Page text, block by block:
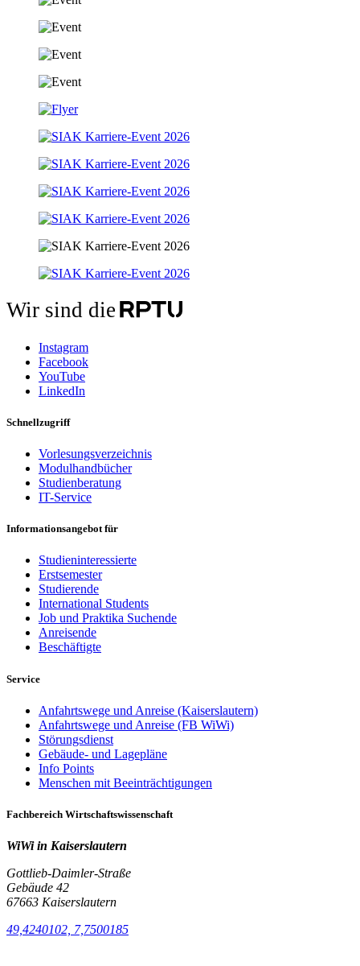
Wir sind die
Instagram
Facebook
YouTube
LinkedIn
Schnellzugriff
Vorlesungsverzeichnis
Modulhandbücher
Studienberatung
IT-Service
Informationsangebot für
Studieninteressierte
Erstsemester
Studierende
International Students
Job und Praktika Suchende
Anreisende
Beschäftigte
Service
Anfahrtswege und Anreise (Kaiserslautern)
Anfahrtswege und Anreise (FB WiWi)
Störungsdienst
Gebäude- und Lagepläne
Info Points
Menschen mit Beeinträchtigungen
Fachbereich Wirtschaftswissenschaft
WiWi in Kaiserslautern
Gottlieb-Daimler-Straße
Gebäude 42
67663 Kaiserslautern
49,4240102, 7,7500185